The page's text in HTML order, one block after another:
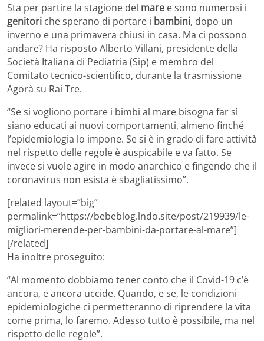
Sta per partire la stagione del mare e sono numerosi i
genitori che sperano di portare i bambini, dopo un
inverno e una primavera chiusi in casa. Ma ci possono
andare? Ha risposto Alberto Villani, presidente della
Società Italiana di Pediatria (Sip) e membro del
Comitato tecnico-scientifico, durante la trasmissione
Agorà su Rai Tre.
“Se si vogliono portare i bimbi al mare bisogna far sì
siano educati ai nuovi comportamenti, almeno finché
l’epidemiologia lo impone. Se si è in grado di fare attività
nel rispetto delle regole è auspicabile e va fatto. Se
invece si vuole agire in modo anarchico e fingendo che il
coronavirus non esista è sbagliatissimo”.
[related layout=”big”
permalink=”https://bebeblog.lndo.site/post/219939/le-
migliori-merende-per-bambini-da-portare-al-mare”]
[/related]
Ha inoltre proseguito:
“Al momento dobbiamo tener conto che il Covid-19 c’è
ancora, e ancora uccide. Quando, e se, le condizioni
epidemiologiche ci permetteranno di riprendere la vita
come prima, lo faremo. Adesso tutto è possibile, ma nel
rispetto delle regole”.